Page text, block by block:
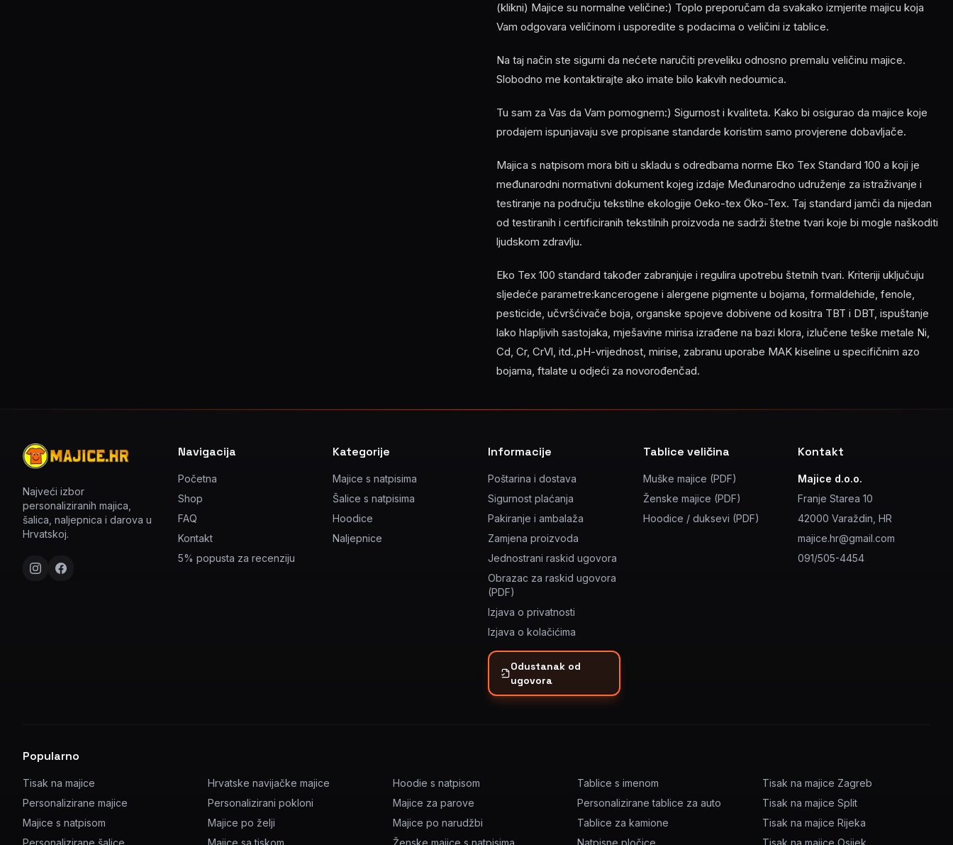
(klikni) Majice su normalne veličine:) Toplo preporučam da svakako izmjerite majicu koja
Vam odgovara veličinom i usporedite s podacima o veličini iz tablice.
Na taj način ste sigurni da nećete naručiti preveliku odnosno premalu veličinu majice.
Slobodno me kontaktirajte ako imate bilo kakvih nedoumica.
Tu sam za Vas da Vam pomognem:) Sigurnost i kvaliteta. Kako bi osigurao da majice koje
prodajem ispunjavaju sve propisane standarde koristim samo provjerene dobavljače.
Majica s natpisom mora biti u skladu s odredbama norme Eko Tex Standard 100 a koji je
međunarodni normativni dokument kojeg izdaje Međunarodno udruženje za istraživanje i
testiranje na području tekstilne ekologije Oeko-tex Öko-Tex. Taj standard jamči da nijedan
od testiranih i certificiranih tekstilnih proizvoda ne sadrži štetne tvari koje bi mogle naškoditi
ljudskom zdravlju.
Eko Tex 100 standard također zabranjuje i regulira upotrebu štetnih tvari. Kriteriji uključuju
sljedeće parametre:kancerogene i alergene pigmente u bojama, formaldehide, fenole,
pesticide, učvršćivače boja, organske spojeve dobivene od kositra TBT i DBT, ispuštanje
lako hlapljivih sastojaka, mješavine mirisa izrađene na bazi klora, izlučene teške metale Ni,
Cd, Cr, CrVl, itd.,pH-vrijednost, mirise, zabranu uporabe MAK kiseline u specifičnim azo
bojama, ftalate u odjeći za novorođenčad.
Najveći izbor
personaliziranih majica,
šalica, naljepnica i darova u
Hrvatskoj.
Navigacija
Početna
Shop
FAQ
Kontakt
5% popusta za recenziju
Kategorije
Majice s natpisima
Šalice s natpisima
Hoodice
Naljepnice
Informacije
Poštarina i dostava
Sigurnost plaćanja
Pakiranje i ambalaža
Zamjena proizvoda
Jednostrani raskid ugovora
Obrazac za raskid ugovora
(PDF)
Izjava o privatnosti
Izjava o kolačićima
Odustanak od
ugovora
Tablice veličina
Muške majice (PDF)
Ženske majice (PDF)
Hoodice / duksevi (PDF)
Kontakt
Majice d.o.o.
Franje Starea 10
42000 Varaždin, HR
majice.hr@gmail.com
091/505-4454
Popularno
Tisak na majice
Personalizirane majice
Majice s natpisom
Personalizirane šalice
Hrvatske navijačke majice
Personalizirani pokloni
Majice po želji
Majice sa tiskom
Hoodie s natpisom
Majice za parove
Majice po narudžbi
Ženske majice s natpisima
Tablice s imenom
Personalizirane tablice za auto
Tablice za kamione
Natpisne pločice
Tisak na majice Zagreb
Tisak na majice Split
Tisak na majice Rijeka
Tisak na majice Osijek